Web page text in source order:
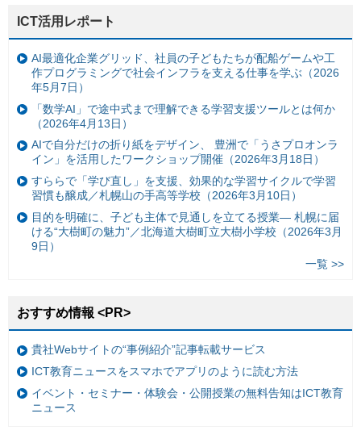
ICT活用レポート
AI最適化企業グリッド、社員の子どもたちが配船ゲームや工
作プログラミングで社会インフラを支える仕事を学ぶ（2026
年5月7日）
「数学AI」で途中式まで理解できる学習支援ツールとは何か
（2026年4月13日）
AIで自分だけの折り紙をデザイン、 豊洲で「うさプロオンラ
イン」を活用したワークショップ開催（2026年3月18日）
すららで「学び直し」を支援、効果的な学習サイクルで学習
習慣も醸成／札幌山の手高等学校（2026年3月10日）
目的を明確に、子ども主体で見通しを立てる授業— 札幌に届
ける“大樹町の魅力”／北海道大樹町立大樹小学校（2026年3月
9日）
一覧 >>
おすすめ情報 <PR>
貴社Webサイトの“事例紹介”記事転載サービス
ICT教育ニュースをスマホでアプリのように読む方法
イベント・セミナー・体験会・公開授業の無料告知はICT教育
ニュース